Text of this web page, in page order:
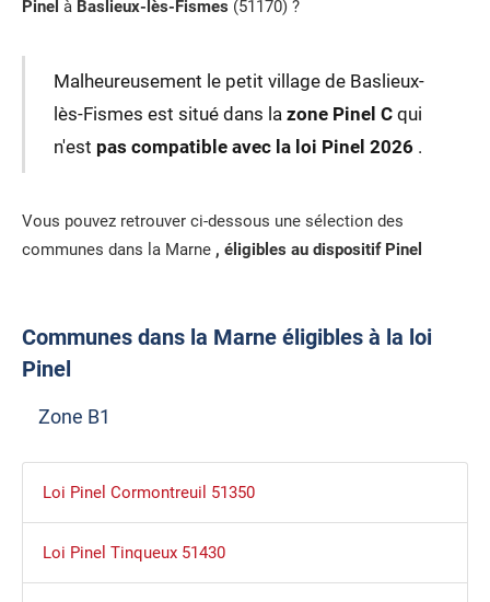
Pinel à Baslieux-lès-Fismes (51170) ?
Malheureusement le petit village de Baslieux-
lès-Fismes est situé dans la zone Pinel Cqui
n'est pas compatible avec la loi Pinel 2026 .
Vous pouvez retrouver ci-dessous une sélection des
communes dans la Marne , éligibles au dispositif Pinel
Communes dans la Marne éligibles à la loi
Pinel
Zone B1
Loi Pinel Cormontreuil 51350
Loi Pinel Tinqueux 51430